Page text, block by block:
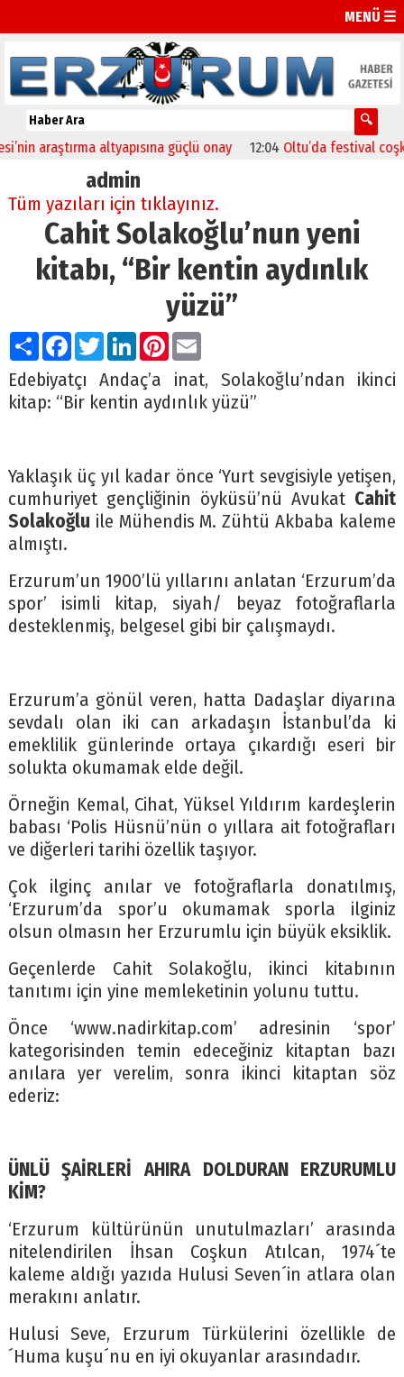
MENÜ ☰
altyapısına güçlü onay 12:04 Oltu’da festival coşkusu
admin
Tüm yazıları için tıklayınız.
Cahit Solakoğlu’nun yeni
kitabı, “Bir kentin aydınlık
yüzü”
PaylaşFacebook
TwitterLinkedIn
Pinterest
Email
Edebiyatçı Andaç’a inat, Solakoğlu’ndan ikinci
kitap: “Bir kentin aydınlık yüzü”
Yaklaşık üç yıl kadar önce ‘Yurt sevgisiyle yetişen,
cumhuriyet gençliğinin öyküsü’nü Avukat Cahit
Solakoğlu ile Mühendis M. Zühtü Akbaba kaleme
almıştı.
Erzurum’un 1900’lü yıllarını anlatan ‘Erzurum’da
spor’ isimli kitap, siyah/ beyaz fotoğraflarla
desteklenmiş, belgesel gibi bir çalışmaydı.
Erzurum’a gönül veren, hatta Dadaşlar diyarına
sevdalı olan iki can arkadaşın İstanbul’da ki
emeklilik günlerinde ortaya çıkardığı eseri bir
solukta okumamak elde değil.
Örneğin Kemal, Cihat, Yüksel Yıldırım kardeşlerin
babası ‘Polis Hüsnü’nün o yıllara ait fotoğrafları
ve diğerleri tarihi özellik taşıyor.
Çok ilginç anılar ve fotoğraflarla donatılmış,
‘Erzurum’da spor’u okumamak sporla ilginiz
olsun olmasın her Erzurumlu için büyük eksiklik.
Geçenlerde Cahit Solakoğlu, ikinci kitabının
tanıtımı için yine memleketinin yolunu tuttu.
Önce ‘www.nadirkitap.com’ adresinin ‘spor’
kategorisinden temin edeceğiniz kitaptan bazı
anılara yer verelim, sonra ikinci kitaptan söz
ederiz:
ÜNLÜ ŞAİRLERİ AHIRA DOLDURAN ERZURUMLU
KİM?
‘Erzurum kültürünün unutulmazları’ arasında
nitelendirilen İhsan Coşkun Atılcan, 1974´te
kaleme aldığı yazıda Hulusi Seven´in atlara olan
merakını anlatır.
Hulusi Seve, Erzurum Türkülerini özellikle de
´Huma kuşu´nu en iyi okuyanlar arasındadır.